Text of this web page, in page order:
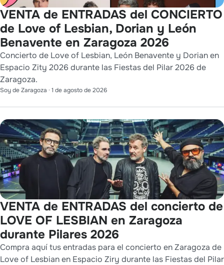
VENTA de ENTRADAS del CONCIERTO
de Love of Lesbian, Dorian y León
Benavente en Zaragoza 2026
Concierto de Love of Lesbian, León Benavente y Dorian en
Espacio Zity 2026 durante las Fiestas del Pilar 2026 de
Zaragoza.
Soy de Zaragoza · 1 de agosto de 2026
VENTA de ENTRADAS del concierto de
LOVE OF LESBIAN en Zaragoza
durante Pilares 2026
Compra aquí tus entradas para el concierto en Zaragoza de
Love of Lesbian en Espacio Ziry durante las Fiestas del Pilar